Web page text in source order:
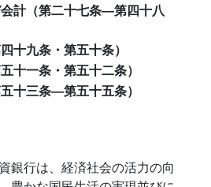
計（第二十七条―第四十八
十九条・第五十条）
十一条・第五十二条）
十三条―第五十五条）
銀行は、経済社会の活力の向